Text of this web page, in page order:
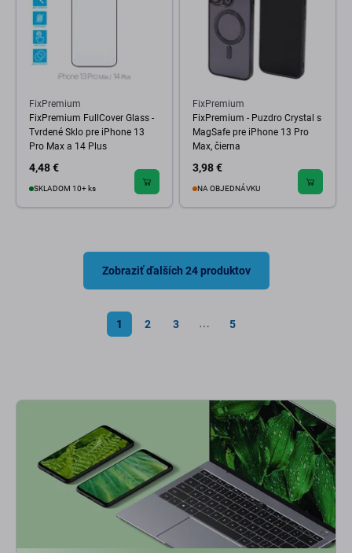
FixPremium
FixPremium FullCover Glass -
Tvrdené Sklo pre iPhone 13
Pro Max a 14 Plus
4,48 €
SKLADOM 10+ ks
FixPremium
FixPremium - Puzdro Crystal s
MagSafe pre iPhone 13 Pro
Max, čierna
3,98 €
NA OBJEDNÁVKU
Zobraziť ďalších 24 produktov
1 2 3 ⋯ 5